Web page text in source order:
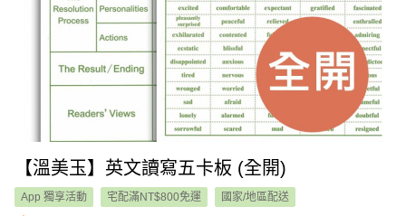
【溫美玉】英文讀寫五卡板 (全開)
App 獨享活動 宅配滿NT$800免運 國家/地區配送